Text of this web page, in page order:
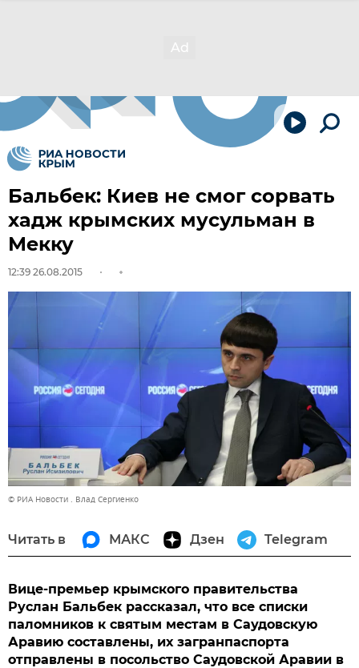
Бальбек: Киев не смог сорвать
хадж крымских мусульман в
Мекку
12:39 26.08.2015
© РИА Новости . Влад Сергиенко
Читать в МАКС Дзен Telegram
Вице-премьер крымского правительства
Руслан Бальбек рассказал, что все списки
паломников к святым местам в Саудовскую
Аравию составлены, их загранпаспорта
отправлены в посольство Саудовской Аравии в